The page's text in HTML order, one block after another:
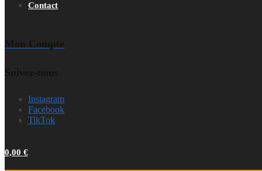
Contact
Instagram
Facebook
TikTok
0,00 €